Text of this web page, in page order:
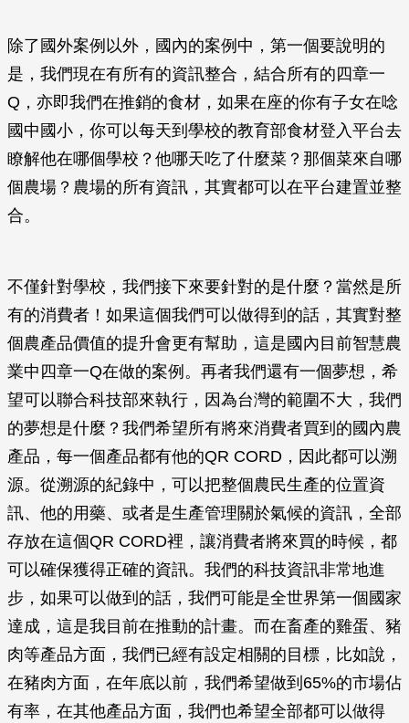
除了國外案例以外，國內的案例中，第一個要說明的
是，我們現在有所有的資訊整合，結合所有的四章一
Q，亦即我們在推銷的食材，如果在座的你有子女在唸
國中國小，你可以每天到學校的教育部食材登入平台去
瞭解他在哪個學校？他哪天吃了什麼菜？那個菜來自哪
個農場？農場的所有資訊，其實都可以在平台建置並整
合。
不僅針對學校，我們接下來要針對的是什麼？當然是所
有的消費者！如果這個我們可以做得到的話，其實對整
個農產品價值的提升會更有幫助，這是國內目前智慧農
業中四章一Q在做的案例。再者我們還有一個夢想，希
望可以聯合科技部來執行，因為台灣的範圍不大，我們
的夢想是什麼？我們希望所有將來消費者買到的國內農
產品，每一個產品都有他的QR CORD，因此都可以溯
源。從溯源的紀錄中，可以把整個農民生產的位置資
訊、他的用藥、或者是生產管理關於氣候的資訊，全部
存放在這個QR CORD裡，讓消費者將來買的時候，都
可以確保獲得正確的資訊。我們的科技資訊非常地進
步，如果可以做到的話，我們可能是全世界第一個國家
達成，這是我目前在推動的計畫。而在畜產的雞蛋、豬
肉等產品方面，我們已經有設定相關的目標，比如說，
在豬肉方面，在年底以前，我們希望做到65%的市場佔
有率，在其他產品方面，我們也希望全部都可以做得